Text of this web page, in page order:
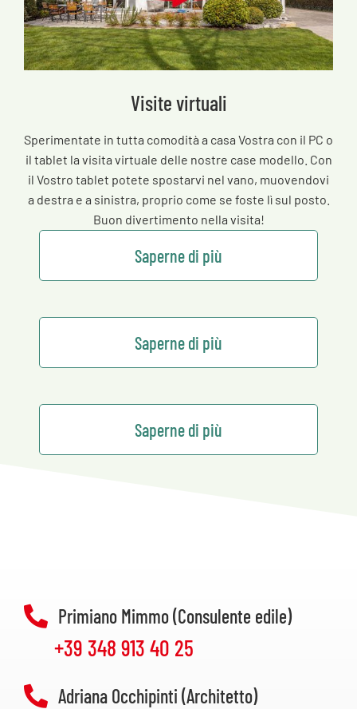
Visite virtuali
Sperimentate in tutta comodità a casa Vostra con il PC o
il tablet la visita virtuale delle nostre case modello. Con
il Vostro tablet potete spostarvi nel vano, muovendovi
a destra e a sinistra, proprio come se foste lì sul posto.
Buon divertimento nella visita!
Saperne di più
Saperne di più
Saperne di più
Primiano Mimmo (Consulente edile)
+39 348 913 40 25
Adriana Occhipinti (Architetto)